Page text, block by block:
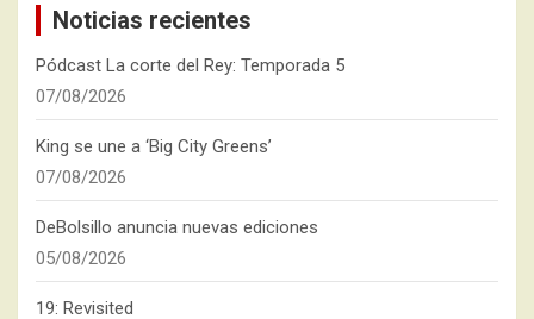
Noticias recientes
Pódcast La corte del Rey: Temporada 5
07/08/2026
King se une a ‘Big City Greens’
07/08/2026
DeBolsillo anuncia nuevas ediciones
05/08/2026
19: Revisited